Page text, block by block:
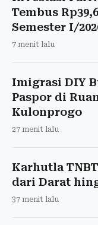
Tembus
Semester I/
7 menit lalu
Imigrasi DIY
Paspor di
Kulonprogo
27 menit lalu
Karhutla
dari Darat
37 menit lalu